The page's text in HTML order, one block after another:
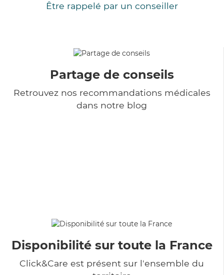
Être rappelé par un conseiller
Partage de conseils
Retrouvez nos recommandations médicales
dans notre blog
Disponibilité sur toute la France
Click&Care est présent sur l'ensemble du